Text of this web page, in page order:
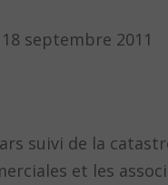
septembre 2011
suivi de la
et les